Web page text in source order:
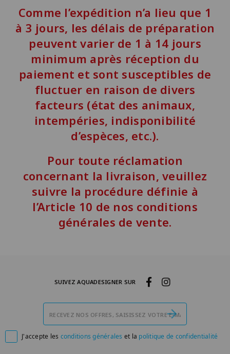
Comme l’expédition n’a lieu que 1
à 3 jours, les délais de préparation
peuvent varier de 1 à 14 jours
minimum après réception du
paiement et sont susceptibles de
fluctuer en raison de divers
facteurs (état des animaux,
intempéries, indisponibilité
d’espèces, etc.).
Pour toute réclamation
concernant la livraison, veuillez
suivre la procédure définie à
l’Article 10 de nos conditions
générales de vente.
J'accepte les conditions générales et la politique de confidentialité
SUIVEZ AQUADESIGNER SUR